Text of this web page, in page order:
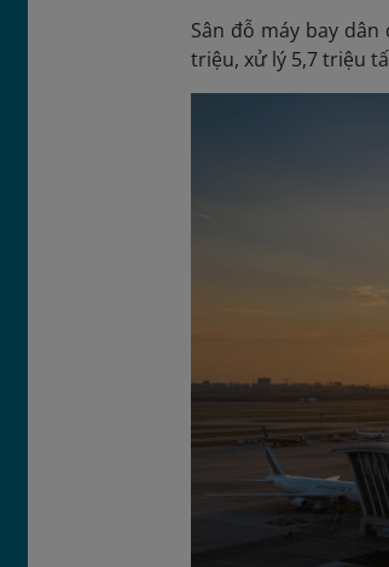
Sân đỗ máy bay
triệu, xử lý 5,7 triệu